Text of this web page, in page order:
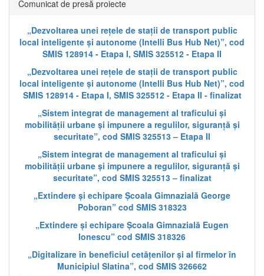
Comunicat de presă proiecte
„Dezvoltarea unei rețele de stații de transport public
local inteligente și autonome (Intelli Bus Hub Net)”, cod
SMIS 128914 - Etapa I, SMIS 325512 - Etapa II
„Dezvoltarea unei rețele de stații de transport public
local inteligente și autonome (Intelli Bus Hub Net)”, cod
SMIS 128914 - Etapa I, SMIS 325512 - Etapa II - finalizat
„Sistem integrat de management al traficului și
mobilității urbane și impunere a regulilor, siguranță și
securitate”, cod SMIS 325513 – Etapa II
„Sistem integrat de management al traficului și
mobilității urbane și impunere a regulilor, siguranță și
securitate”, cod SMIS 325513 – finalizat
„Extindere și echipare Școala Gimnazială George
Poboran” cod SMIS 318323
„Extindere și echipare Școala Gimnazială Eugen
Ionescu” cod SMIS 318326
„Digitalizare în beneficiul cetățenilor și al firmelor în
Municipiul Slatina”, cod SMIS 326662